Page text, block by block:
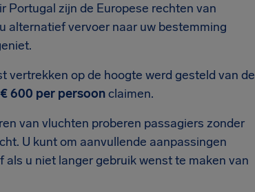
Portugal zijn de Europese rechten van
alternatief vervoer naar uw bestemming
vertrekken op de hoogte werd gesteld van de
600 per persoonclaimen.
van vluchten proberen passagiers zonder
U kunt om aanvullende aanpassingen
u niet langer gebruik wenst te maken van